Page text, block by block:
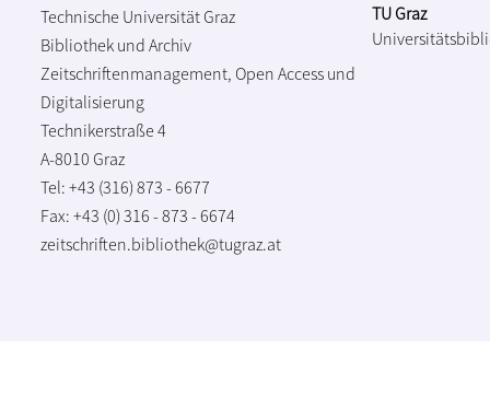
Technische Universität Graz
Bibliothek und Archiv
Zeitschriftenmanagement, Open Access und
Digitalisierung
Technikerstraße 4
A-8010 Graz
Tel: +43 (316) 873 - 6677
Fax: +43 (0) 316 - 873 - 6674
zeitschriften.bibliothek@tugraz.at
TU Graz